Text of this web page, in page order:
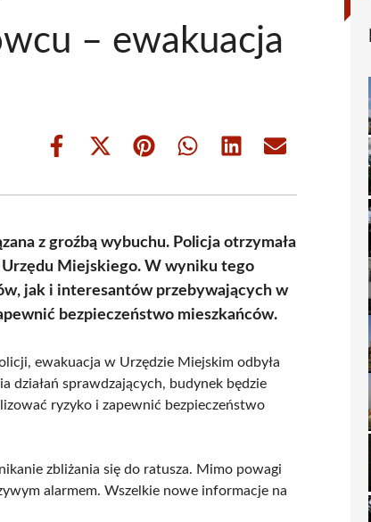
– ewakuacja
Share
Share
(Twitter)
Share Share Share Share
z groźbą wybuchu. Policja otrzymała
Urzędu Miejskiego. W wyniku tego
jak i interesantów przebywających w
bezpieczeństwo mieszkańców.
ewakuacja w Urzędzie Miejskim odbyła
działań sprawdzających, budynek będzie
ryzyko i zapewnić bezpieczeństwo
zbliżania się do ratusza. Mimo powagi
alarmem. Wszelkie nowe informacje na